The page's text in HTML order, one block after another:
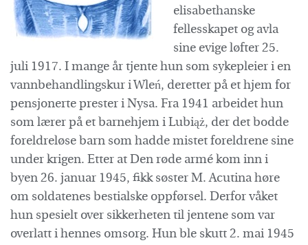
elisabethanske
fellesskapet og avla
sine evige løfter 25.
juli 1917. I mange år tjente hun som sykepleier i en
vannbehandlingskur i Wleń, deretter på et hjem for
pensjonerte prester i Nysa. Fra 1941 arbeidet hun
som lærer på et barnehjem i Lubiąż, der det bodde
foreldreløse barn som hadde mistet foreldrene sine
under krigen. Etter at Den røde armé kom inn i
byen 26. januar 1945, fikk søster M. Acutina høre
om soldatenes bestialske oppførsel. Derfor våket
hun spesielt over sikkerheten til jentene som var
overlatt i hennes omsorg. Hun ble skutt 2. mai 1945